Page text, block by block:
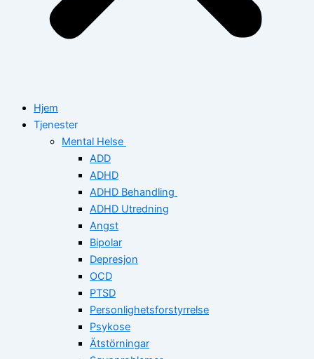
Hjem
Tjenester
Mental Helse
ADD
ADHD
ADHD Behandling
ADHD Utredning
Angst
Bipolar
Depresjon
OCD
PTSD
Personlighetsforstyrrelse
Psykose
Ätstörningar